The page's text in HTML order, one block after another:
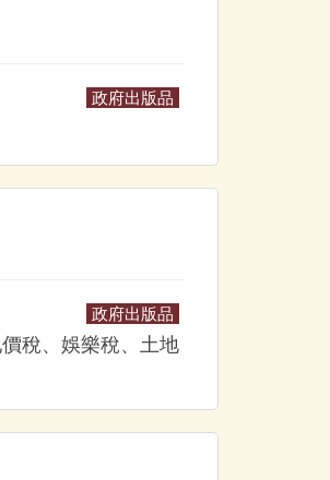
政府出版品
政府出版品
稅、娛樂稅、土地